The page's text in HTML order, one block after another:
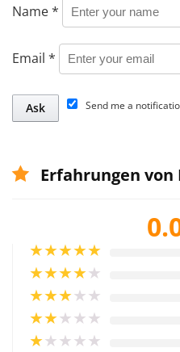
Name*
Email *
Send me a
Erfahrungen von
★★★★★
★★★★★
★★★★★
★★★★★
★★★★★